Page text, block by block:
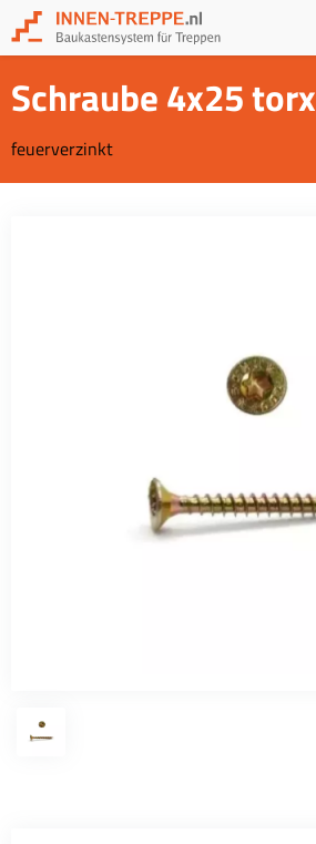
Schraube 4x25 torx
feuerverzinkt